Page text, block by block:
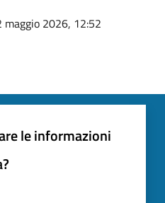
maggio 2026, 12:52
le informazioni